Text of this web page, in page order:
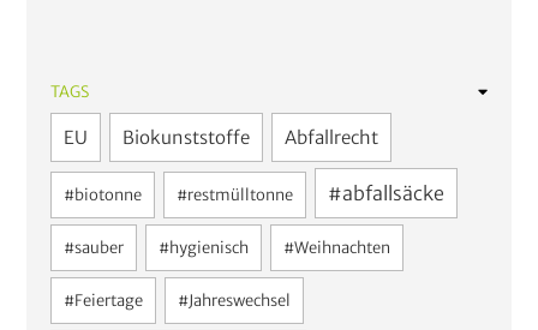
Kreislaufwirtschaft
Haus und Garten
Neuigkeiten
TAGS
EU Biokunststoffe Abfallrecht
#biotonne #restmülltonne #abfallsäcke
#sauber #hygienisch #Weihnachten
#Feiertage #Jahreswechsel